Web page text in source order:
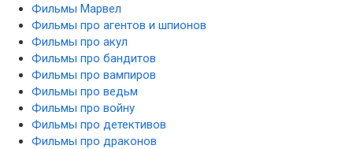
Фильмы Марвел
Фильмы про агентов и шпионов
Фильмы про акул
Фильмы про бандитов
Фильмы про вампиров
Фильмы про ведьм
Фильмы про войну
Фильмы про детективов
Фильмы про драконов